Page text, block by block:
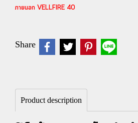
ภายนอก VELLFIRE 40
Share
Product description